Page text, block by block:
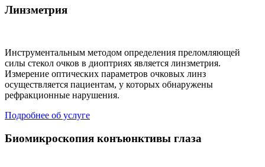
Линзметрия
Инструментальным методом определения преломляющей
силы стекол очков в диоптриях является линзметрия.
Измерение оптических параметров очковых линз
осуществляется пациентам, у которых обнаружены
рефракционные нарушения.
Подробнее об услуге
Биомикроскопия конъюнктивы глаза